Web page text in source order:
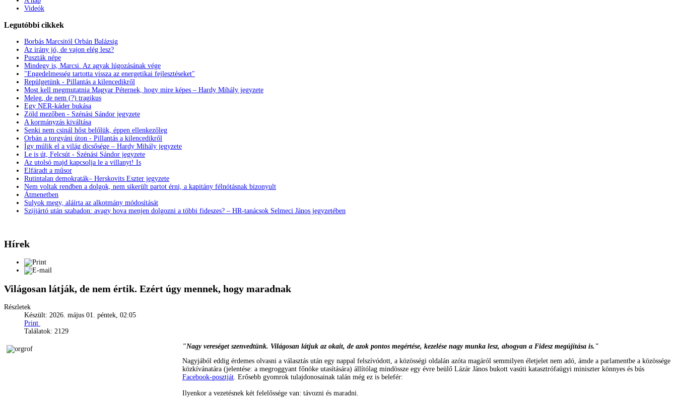
Videók
Legutóbbi cikkek
Borbás Marcsitól Orbán Balázsig
Az irány jó, de vajon elég lesz?
Puszták népe
Mindegy is, Marcsi. Az agyak lúgozásának vége
"Engedelmesség tartotta vissza az energetikai fejlesztéseket"
Repülgetünk - Pillantás a kilencedikről
Most kell megmutatnia Magyar Péternek, hogy mire képes – Hardy Mihály jegyzete
Meleg, de nem (?) tragikus
Egy NER-káder bukása
Zöld mezőben - Szénási Sándor jegyzete
A kormányzás kiváltása
Senki nem csinál hőst belőlük, éppen ellenkezőleg
Orbán a torgyáni úton - Pillantás a kilencedikről
Így múlik el a világ dicsősége – Hardy Mihály jegyzete
Le is út, Felcsút - Szénási Sándor jegyzete
Az utolsó majd kapcsolja le a villanyt! Is
Elfáradt a műsor
Rutintalan demokraták– Herskovits Eszter jegyzete
Nem voltak rendben a dolgok, nem sikerült partot érni, a kapitány félnótásnak bizonyult
Átmenetben
Sulyok megy, aláírta az alkotmány módosítását
Szijjártó után szabadon: avagy hova menjen dolgozni a többi fideszes? – HR-tanácsok Selmeci János jegyzetében
Hírek
Világosan látják, de nem értik. Ezért úgy mennek, hogy maradnak
Részletek
Készült: 2026. május 01. péntek, 02:05
Print
Találatok: 2129
"Nagy vereséget szenvedtünk. Világosan látjuk az okait, de azok pontos megértése, kezelése nagy munka lesz, ahogyan a Fidesz megújítása is."
Nagyjából eddig érdemes olvasni a választás után egy nappal felszívódott, a közösségi oldalán azóta magáról semmilyen életjelet nem adó, ámde a parlamentbe a közössége
közkívánatára (jelentése: a megroggyant főnöke utasítására) állítólag mindössze egy évre beülő Lázár János bukott vasúti katasztrófaügyi miniszter könnyes és bús
Facebook-posztját. Erősebb gyomrok tulajdonosainak talán még ez is belefér:
Ilyenkor a vezetésnek két felelőssége van: távozni és maradni.